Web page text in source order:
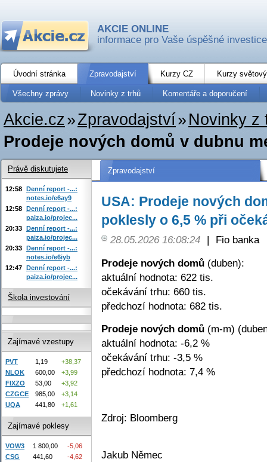
AKCIE ONLINE
informace pro Vaše úspěšné investice
Úvodní stránka Zpravodajství Kurzy CZ Kurzy
Všechny zprávy Novinky z trhů Komentáře a doporučení
Akcie.cz»Zpravodajství» Novinky z
Prodeje nových domů v dubnu
Zpravodajství
USA: Prodeje nových
poklesly o 6,5 % při
28.05.2026 16:08:24 |
Fio banka
Prodeje nových domů (duben):
aktuální hodnota: 622 tis.
očekávání trhu: 660 tis.
předchozí hodnota: 682 tis.
Prodeje nových domů (m-m)
aktuální hodnota: -6,2 %
očekávání trhu: -3,5 %
předchozí hodnota: 7,4 %
Zdroj: Bloomberg
Jakub Němec
Právě diskutujete
12:58 Denní report -...:
notes.io/e6ay9
12:58 Denní report -...:
paiza.io/projec...
20:33 Denní report -...:
paiza.io/projec...
20:33 Denní report -...:
notes.io/e6iyb
12:47 Denní report -...:
paiza.io/projec...
Škola investování
Zajímavé vzestupy
PVT 1,19
+38,37
NLOK
600,00
+3,99
FIXZO
53,00
+3,92
CZGCE
985,00
+3,14
UQA
441,80 +1,61
Zajímavé poklesy
VOW3 1 800,00
-5,06
CSG
441,60
-4,62